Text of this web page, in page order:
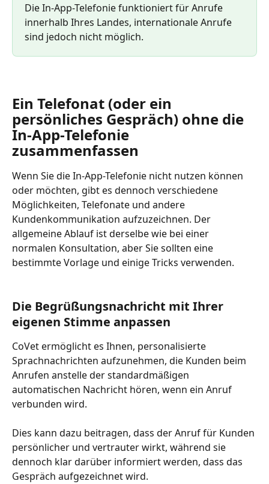
Die In-App-Telefonie funktioniert für Anrufe
innerhalb Ihres Landes, internationale Anrufe
sind jedoch nicht möglich.
Ein Telefonat (oder ein
persönliches Gespräch) ohne die
In-App-Telefonie
zusammenfassen
Wenn Sie die In-App-Telefonie nicht nutzen können
oder möchten, gibt es dennoch verschiedene
Möglichkeiten, Telefonate und andere
Kundenkommunikation aufzuzeichnen. Der
allgemeine Ablauf ist derselbe wie bei einer
normalen Konsultation, aber Sie sollten eine
bestimmte Vorlage und einige Tricks verwenden.
Die Begrüßungsnachricht mit Ihrer
eigenen Stimme anpassen
CoVet ermöglicht es Ihnen, personalisierte
Sprachnachrichten aufzunehmen, die Kunden beim
Anrufen anstelle der standardmäßigen
automatischen Nachricht hören, wenn ein Anruf
verbunden wird.
Dies kann dazu beitragen, dass der Anruf für Kunden
persönlicher und vertrauter wirkt, während sie
dennoch klar darüber informiert werden, dass das
Gespräch aufgezeichnet wird.